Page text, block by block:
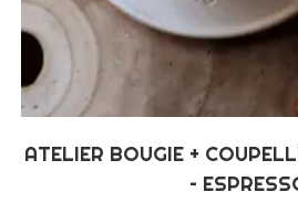
ATELIER BOUGIE +
–